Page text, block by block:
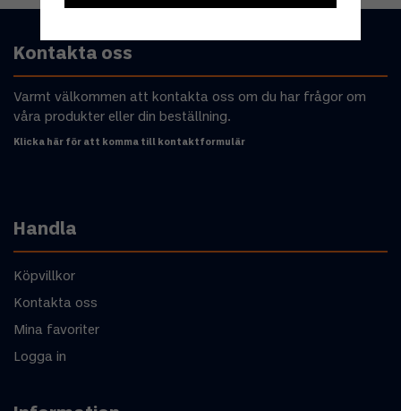
Kontakta oss
Varmt välkommen att kontakta oss om du har frågor om
våra produkter eller din beställning.
Klicka här för att komma till kontaktformulär
Handla
Köpvillkor
Kontakta oss
Mina favoriter
Logga in